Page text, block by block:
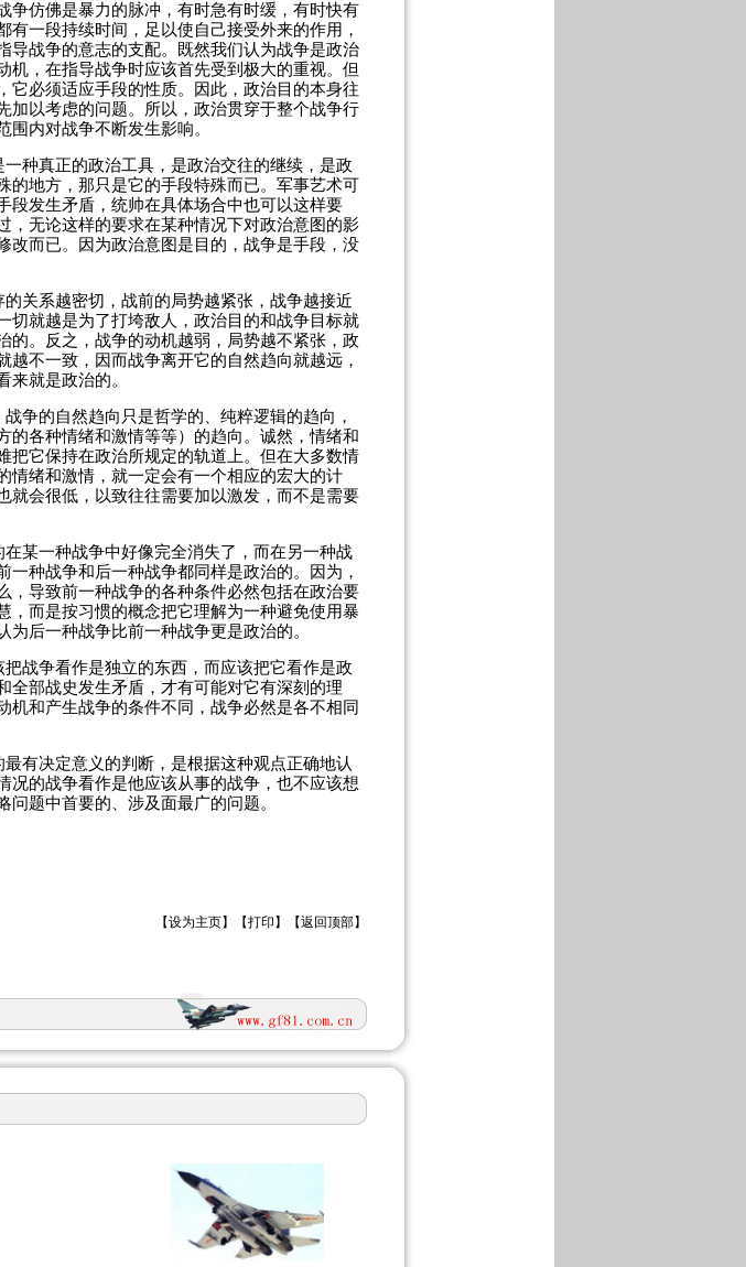
争仿佛是暴力的脉冲，有时急有时缓，有时快有
一段持续时间，足以使自己接受外来的作用，
导战争的意志的支配。既然我们认为战争是政治
机，在指导战争时应该首先受到极大的重视。但
它必须适应手段的性质。因此，政治目的本身往
加以考虑的问题。所以，政治贯穿于整个战争行
内对战争不断发生影响。
种真正的政治工具，是政治交往的继续，是政
的地方，那只是它的手段特殊而已。军事艺术可
段发生矛盾，统帅在具体场合中也可以这样要
，无论这样的要求在某种情况下对政治意图的影
改而已。因为政治意图是目的，战争是手段，没
关系越密切，战前的局势越紧张，战争越接近
切就越是为了打垮敌人，政治目的和战争目标就
的。反之，战争的动机越弱，局势越不紧张，政
不一致，因而战争离开它的自然趋向就越远，
就是政治的。
争的自然趋向只是哲学的、纯粹逻辑的趋向，
的各种情绪和激情等等）的趋向。诚然，情绪和
把它保持在政治所规定的轨道上。但在大多数情
情绪和激情，就一定会有一个相应的宏大的计
就会很低，以致往往需要加以激发，而不是需要
某一种战争中好像完全消失了，而在另一种战
种战争和后一种战争都同样是政治的。因为，
，导致前一种战争的各种条件必然包括在政治要
，而是按习惯的概念把它理解为一种避免使用暴
后一种战争比前一种战争更是政治的。
战争看作是独立的东西，而应该把它看作是政
全部战史发生矛盾，才有可能对它有深刻的理
和产生战争的条件不同，战争必然是各不相同
有决定意义的判断，是根据这种观点正确地认
况的战争看作是他应该从事的战争，也不应该想
题中首要的、涉及面最广的问题。
【设为主页】【打印 】【返回顶部】